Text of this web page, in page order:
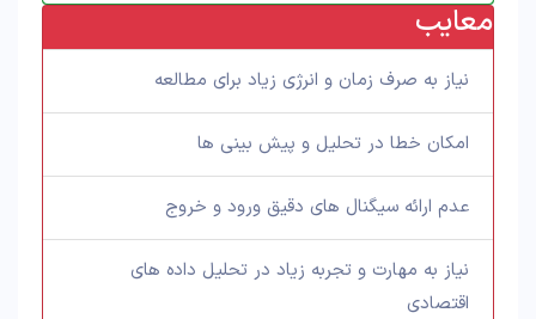
معایب
نیاز به صرف زمان و انرژی زیاد برای مطالعه
امکان خطا در تحلیل و پیش بینی ها
عدم ارائه سیگنال های دقیق ورود و خروج
نیاز به مهارت و تجربه زیاد در تحلیل داده های
اقتصادی